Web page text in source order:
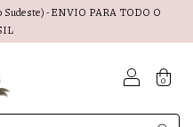
Sudeste) - ENVIO PARA TODO O
0